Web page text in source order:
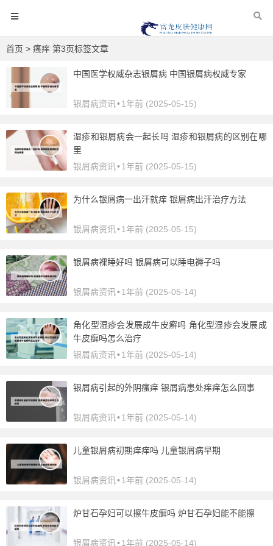
首页 > 瘙痒 第3页标签文章
中国医学权威杂志银屑病 中国银屑病权威专家
银屑病资讯 •1年前 (2025-05-15)
湿疹和银屑病会一起长吗 湿疹和银屑病的区别在哪
里
银屑病资讯 •1年前 (2025-05-15)
为什么银屑病一出汗就痒 银屑病出汗治疗方法
银屑病资讯 •1年前 (2025-05-15)
银屑病裸睡好吗 银屑病可以睡电褥子吗
银屑病资讯 •1年前 (2025-05-14)
角化型湿疹会发展成牛皮癣吗 角化型湿疹会发展成
牛皮癣吗怎么治疗
银屑病资讯 •1年前 (2025-05-14)
银屑病引起的外阴瘙痒 银屑病患处痒痒怎么回事
银屑病资讯 •1年前 (2025-05-14)
儿童银屑病初期痒痒吗 儿童银屑病早期
银屑病资讯 •1年前 (2025-05-14)
炉甘石孕妇可以擦牛皮癣吗 炉甘石孕妇能不能擦
银屑病资讯 •1年前 (2025-05-14)